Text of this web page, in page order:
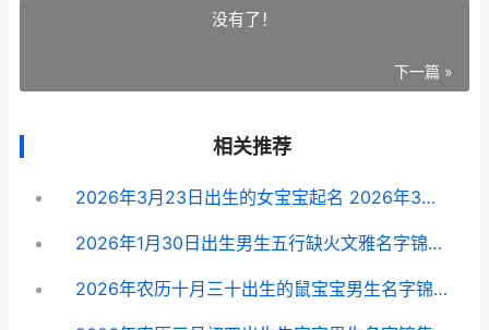
没有了！
下一篇 »
相关推荐
2026年3月23日出生的女宝宝起名 2026年3月23日出生的孩子五行缺什么
2026年1月30日出生男生五行缺火文雅名字锦集 2026年1月30日出生什么时候上小学
2026年农历十月三十出生的鼠宝宝男生名字锦集 2026年农历十月二十六是阳历多少号